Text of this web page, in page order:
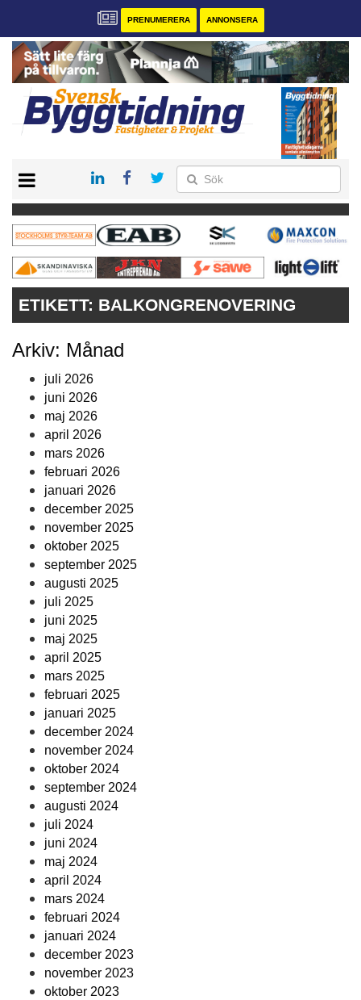
PRENUMERERA ANNONSERA
PRENUMERERA
VÅRA ANDRA MAGASIN
ANNONSERA
KONTAKT
ETIKETT: BALKONGRENOVERING
Arkiv: Månad
juli 2026
juni 2026
maj 2026
april 2026
mars 2026
februari 2026
januari 2026
december 2025
november 2025
oktober 2025
september 2025
augusti 2025
juli 2025
juni 2025
maj 2025
april 2025
mars 2025
februari 2025
januari 2025
december 2024
november 2024
oktober 2024
september 2024
augusti 2024
juli 2024
juni 2024
maj 2024
april 2024
mars 2024
februari 2024
januari 2024
december 2023
november 2023
oktober 2023